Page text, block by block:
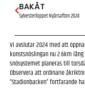
BAKÅT
Sylvesterloppet Nyårsafton 2024
Vi avslutar 2024 med att
konstsnöslingan nu 2.6km
snösystemet planeras till
Observera att ordinarie
“Stadionbacken” fortfarande